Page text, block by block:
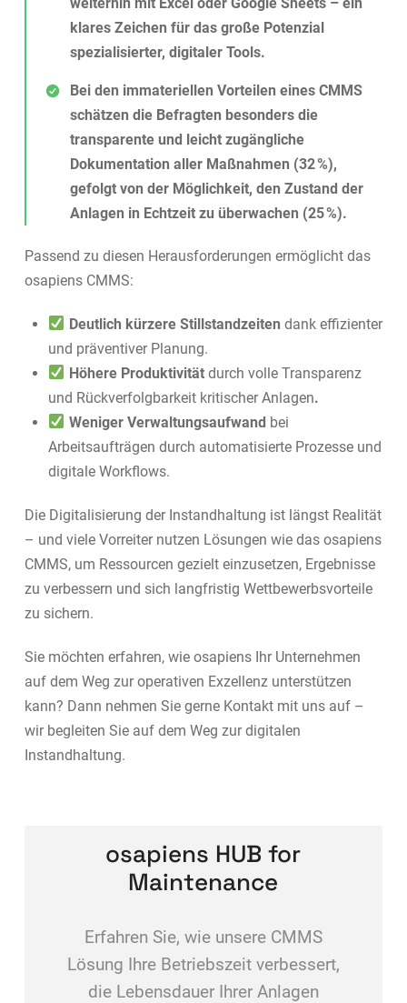
klares Zeichen für das große Potenzial
spezialisierter, digitaler Tools.
Bei den immateriellen Vorteilen eines CMMS
schätzen die Befragten besonders die
transparente und leicht zugängliche
Dokumentation aller Maßnahmen (32 %),
gefolgt von der Möglichkeit, den Zustand der
Anlagen in Echtzeit zu überwachen (25 %).
Passend zu diesen Herausforderungen ermöglicht das
osapiens CMMS:
Deutlich kürzere Stillstandzeiten dank effizienter
und präventiver Planung.
Höhere Produktivität durch volle Transparenz
und Rückverfolgbarkeit kritischer Anlagen.
Weniger Verwaltungsaufwand bei
Arbeitsaufträgen durch automatisierte Prozesse und
digitale Workflows.
Die Digitalisierung der Instandhaltung ist längst Realität
– und viele Vorreiter nutzen Lösungen wie das osapiens
CMMS, um Ressourcen gezielt einzusetzen, Ergebnisse
zu verbessern und sich langfristig Wettbewerbsvorteile
zu sichern.
Sie möchten erfahren, wie osapiens Ihr Unternehmen
auf dem Weg zur operativen Exzellenz unterstützen
kann? Dann nehmen Sie gerne Kontakt mit uns auf –
wir begleiten Sie auf dem Weg zur digitalen
Instandhaltung.
osapiens HUB for
Maintenance
Erfahren Sie, wie unsere CMMS
Lösung Ihre Betriebszeit verbessert,
die Lebensdauer Ihrer Anlagen